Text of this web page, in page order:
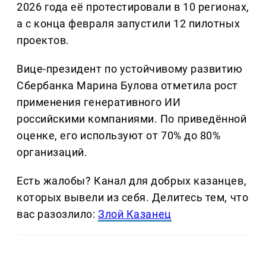
2026 года её протестировали в 10 регионах,
а с конца февраля запустили 12 пилотных
проектов.
Вице-президент по устойчивому развитию
Сбербанка Марина Булова отметила рост
применения генеративного ИИ
российскими компаниями. По приведённой
оценке, его используют от 70% до 80%
организаций.
Есть жалобы? Канал для добрых казанцев,
которых вывели из себя. Делитеcь тем, что
вас разозлило:Злой Казанец